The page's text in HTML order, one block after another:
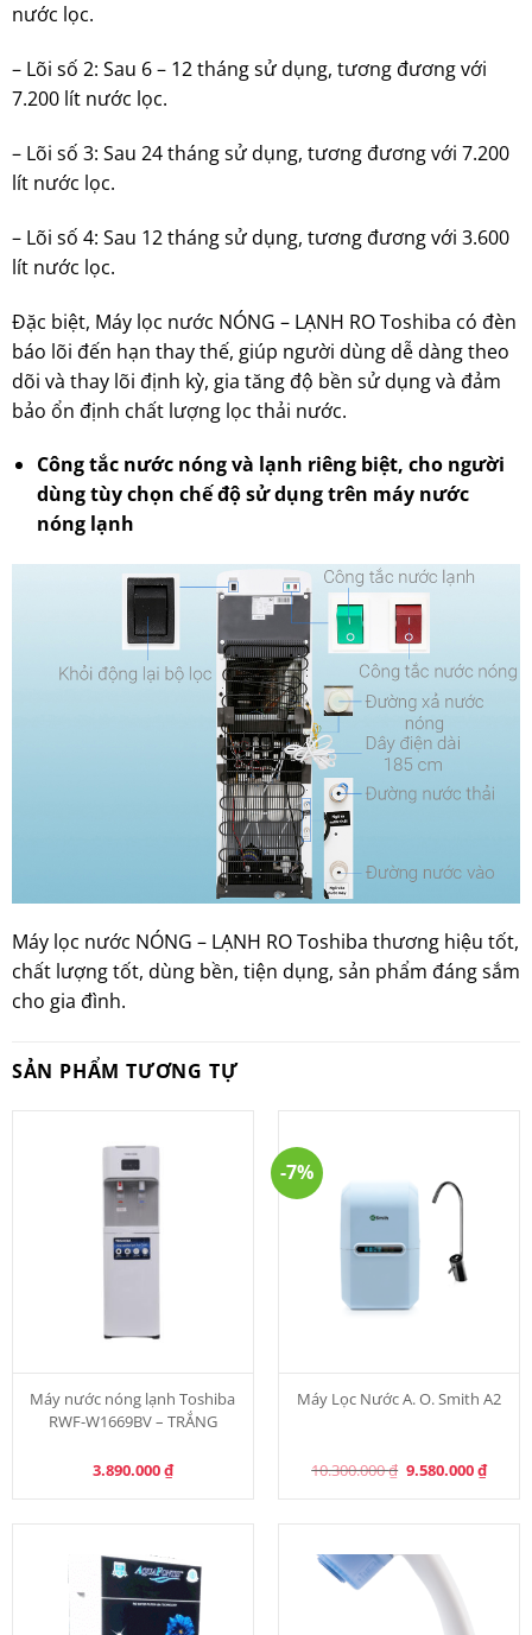
nước lọc.
– Lõi số 2: Sau 6 – 12 tháng sử dụng, tương đương với
7.200 lít nước lọc.
– Lõi số 3: Sau 24 tháng sử dụng, tương đương với 7.200
lít nước lọc.
– Lõi số 4: Sau 12 tháng sử dụng, tương đương với 3.600
lít nước lọc.
Đặc biệt, Máy lọc nước NÓNG – LẠNH RO Toshiba có đèn
báo lõi đến hạn thay thế, giúp người dùng dễ dàng theo
dõi và thay lõi định kỳ, gia tăng độ bền sử dụng và đảm
bảo ổn định chất lượng lọc thải nước.
Công tắc nước nóng và lạnh riêng biệt, cho người
dùng tùy chọn chế độ sử dụng trên máy nước
nóng lạnh
Máy lọc nước NÓNG – LẠNH RO Toshiba thương hiệu tốt,
chất lượng tốt, dùng bền, tiện dụng, sản phẩm đáng sắm
cho gia đình.
SẢN PHẨM TƯƠNG TỰ
Máy nước nóng lạnh Toshiba
RWF-W1669BV – TRẮNG
3.890.000₫
-7%
Máy Lọc Nước A. O. Smith A2
10.300.000₫ Original
9.580.000₫